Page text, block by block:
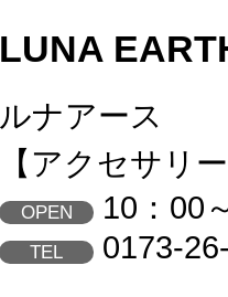
LUNA
ルナアース
【アクセサリ
OPEN 10：00
TEL 0173-